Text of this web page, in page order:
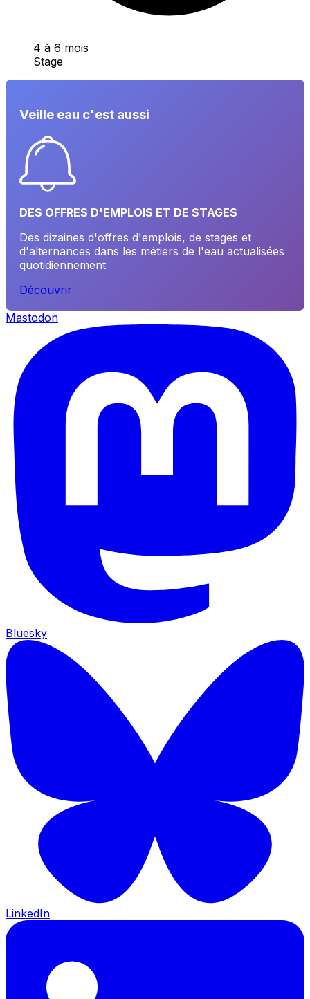
4 à 6 mois
Stage
Veille eau c'est aussi
DES OFFRES D'EMPLOIS ET DE STAGES
Des dizaines d'offres d'emplois, de stages et
d'alternances dans les métiers de l'eau actualisées
quotidiennement
Découvrir
Mastodon
Bluesky
LinkedIn